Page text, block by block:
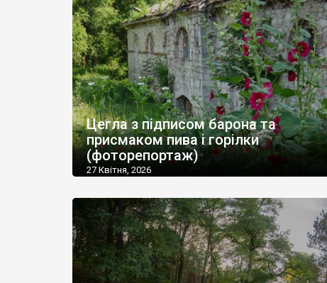
Цегла з підписом барона та
присмаком пива і горілки
(фоторепортаж)
27 Квітня, 2026